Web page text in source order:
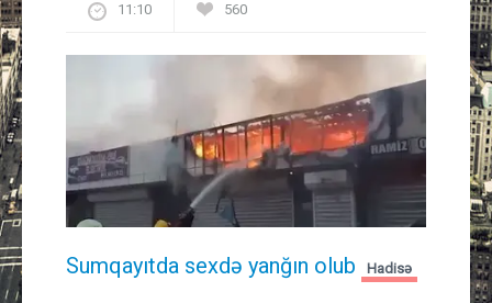
11:10 560
Sumqayıtda sexdə yanğın olub Hadisə